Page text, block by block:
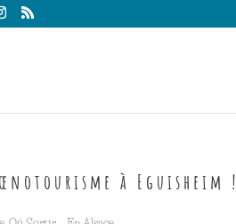
à Eguisheim !